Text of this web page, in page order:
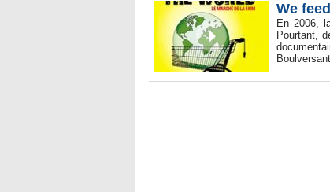
We
En 2006,
Pourtant,